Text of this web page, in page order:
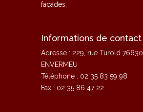
façades.
Informations de contact
Adresse : 229, rue Turold 76630
ENVERMEU
Téléphone : 02 35 83 59 98
Fax : 02 35 86 47 22